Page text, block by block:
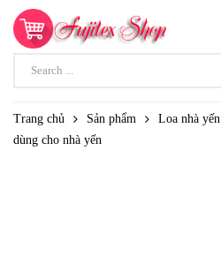
Trang chủ Sản phẩm Loa nhà yến
dùng cho nhà yến